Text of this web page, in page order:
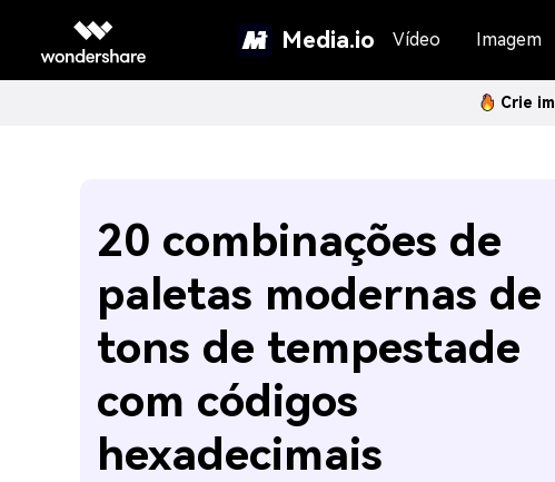
Media.io Vídeo Imagem
Crie
20 combinações de
paletas modernas de
tons de tempestade
com códigos
hexadecimais